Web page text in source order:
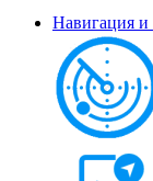
Навигация и